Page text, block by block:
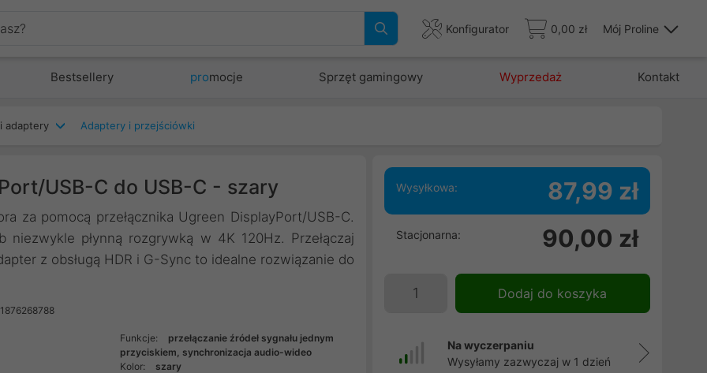
Konfigurator 0,00 zł Mój Proline
Bestsellery promocje Sprzęt gamingowy Wyprzedaż Kontakt
adaptery Adaptery i przejściówki
USB-C do USB-C - szary
za pomocą przełącznika Ugreen DisplayPort/USB-C.
płynną rozgrywką w 4K 120Hz. Przełączaj
z obsługą HDR i G-Sync to idealne rozwiązanie do
Funkcje:
przełączanie źródeł sygnału jednym
przyciskiem, synchronizacja audio-wideo
Kolor:
szary
Wysyłkowa: 87,99 zł
Stacjonarna: 90,00 zł
Dodaj do koszyka
Na wyczerpaniu
Wysyłamy zazwyczaj w 1 dzień